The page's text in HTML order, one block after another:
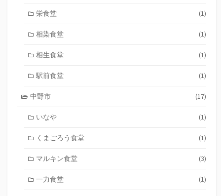
栄食堂 (1)
相染食堂 (1)
相生食堂 (1)
駅前食堂 (1)
中野市 (17)
いなや (1)
くまごろう食堂 (1)
マルキン食堂 (3)
一力食堂 (1)